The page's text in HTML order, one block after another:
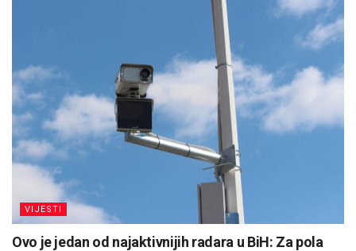
VIJESTI
Ovo je jedan od najaktivnijih radara u BiH: Za pola